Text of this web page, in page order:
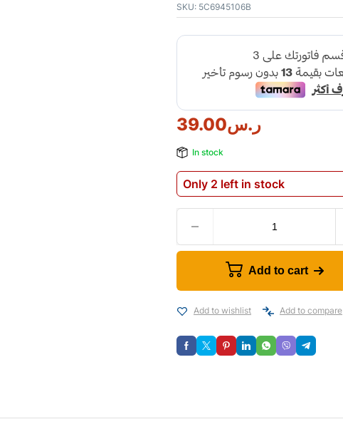
SKU: 5C6945106B
ر.س39.00
In stock
Only 2 left in stock
Add to cart
Add to wishlist Add to compare